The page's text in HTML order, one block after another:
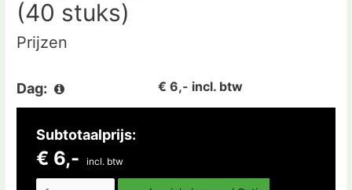
(40 stuks)
Prijzen
Dag: € 6,- incl. btw
Subtotaalprijs:
€ 6,- incl. btw